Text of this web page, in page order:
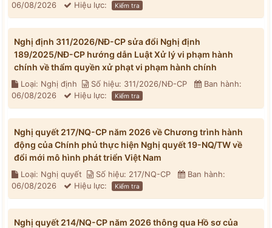
06/08/2026
Hiệu lực: Kiểm tra
Nghị định 311/2026/NĐ-CP sửa đổi Nghị định
189/2025/NĐ-CP hướng dẫn Luật Xử lý vi phạm hành
chính về thẩm quyền xử phạt vi phạm hành chính
Loại: Nghị định Số hiệu: 311/2026/NĐ-CP
Ban hành:
06/08/2026
Hiệu lực: Kiểm tra
Nghị quyết 217/NQ-CP năm 2026 về Chương trình hành
động của Chính phủ thực hiện Nghị quyết 19-NQ/TW về
đổi mới mô hình phát triển Việt Nam
Loại: Nghị quyết Số hiệu: 217/NQ-CP
Ban hành:
06/08/2026
Hiệu lực: Kiểm tra
Nghị quyết 214/NQ-CP năm 2026 thông qua Hồ sơ của